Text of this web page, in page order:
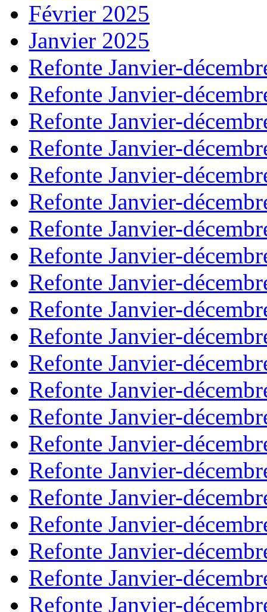
Février 2025
Janvier 2025
Refonte Janvier-
Refonte Janvier-
Refonte Janvier-
Refonte Janvier-
Refonte Janvier-
Refonte Janvier-
Refonte Janvier-
Refonte Janvier-
Refonte Janvier-
Refonte Janvier-
Refonte Janvier-
Refonte Janvier-
Refonte Janvier-
Refonte Janvier-
Refonte Janvier-
Refonte Janvier-
Refonte Janvier-
Refonte Janvier-
Refonte Janvier-
Refonte Janvier-
Refonte Janvier-